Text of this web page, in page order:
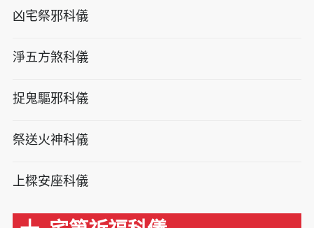
凶宅祭邪科儀
淨五方煞科儀
捉鬼驅邪科儀
祭送火神科儀
上樑安座科儀